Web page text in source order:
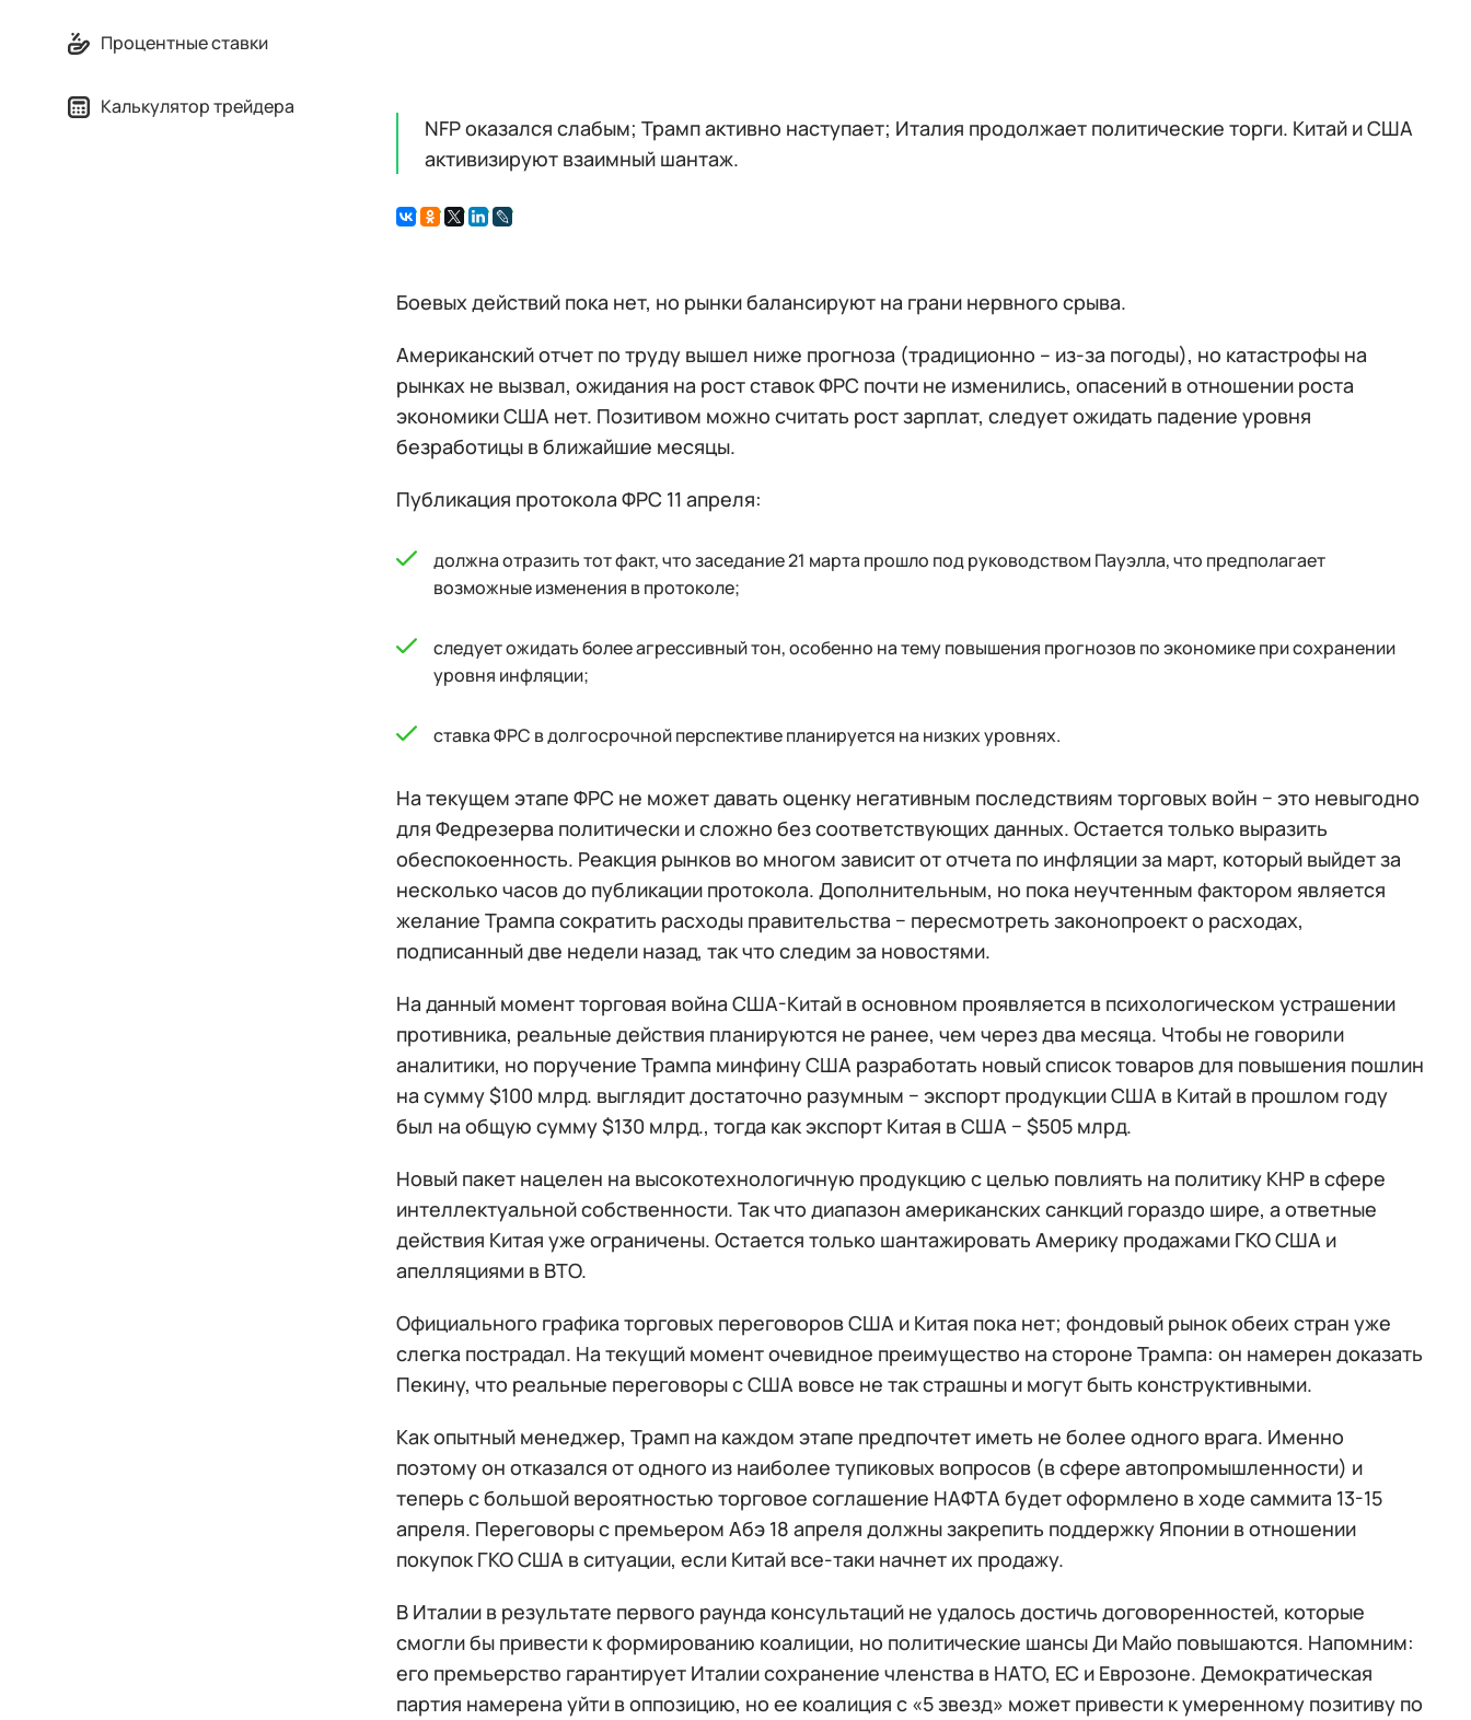
Процентные ставки
Калькулятор трейдера
NFP оказался слабым; Трамп активно наступает; Италия продолжает политические торги. Китай и США
активизируют взаимный шантаж.
Боевых действий пока нет, но рынки балансируют на грани нервного срыва.
Американский отчет по труду вышел ниже прогноза (традиционно – из-за погоды), но катастрофы на
рынках не вызвал, ожидания на рост ставок ФРС почти не изменились, опасений в отношении роста
экономики США нет. Позитивом можно считать рост зарплат, следует ожидать падение уровня
безработицы в ближайшие месяцы.
Публикация протокола ФРС 11 апреля:
должна отразить тот факт, что заседание 21 марта прошло под руководством Пауэлла, что предполагает
возможные изменения в протоколе;
следует ожидать более агрессивный тон, особенно на тему повышения прогнозов по экономике при сохранении
уровня инфляции;
ставка ФРС в долгосрочной перспективе планируется на низких уровнях.
На текущем этапе ФРС не может давать оценку негативным последствиям торговых войн − это невыгодно
для Федрезерва политически и сложно без соответствующих данных. Остается только выразить
обеспокоенность. Реакция рынков во многом зависит от отчета по инфляции за март, который выйдет за
несколько часов до публикации протокола. Дополнительным, но пока неучтенным фактором является
желание Трампа сократить расходы правительства − пересмотреть законопроект о расходах,
подписанный две недели назад, так что следим за новостями.
На данный момент торговая война США-Китай в основном проявляется в психологическом устрашении
противника, реальные действия планируются не ранее, чем через два месяца. Чтобы не говорили
аналитики, но поручение Трампа минфину США разработать новый список товаров для повышения пошлин
на сумму $100 млрд. выглядит достаточно разумным − экспорт продукции США в Китай в прошлом году
был на общую сумму $130 млрд., тогда как экспорт Китая в США − $505 млрд.
Новый пакет нацелен на высокотехнологичную продукцию с целью повлиять на политику КНР в сфере
интеллектуальной собственности. Так что диапазон американских санкций гораздо шире, а ответные
действия Китая уже ограничены. Остается только шантажировать Америку продажами ГКО США и
апелляциями в ВТО.
Официального графика торговых переговоров США и Китая пока нет; фондовый рынок обеих стран уже
слегка пострадал. На текущий момент очевидное преимущество на стороне Трампа: он намерен доказать
Пекину, что реальные переговоры с США вовсе не так страшны и могут быть конструктивными.
Как опытный менеджер, Трамп на каждом этапе предпочтет иметь не более одного врага. Именно
поэтому он отказался от одного из наиболее тупиковых вопросов (в сфере автопромышленности) и
теперь с большой вероятностью торговое соглашение НАФТА будет оформлено в ходе саммита 13-15
апреля. Переговоры с премьером Абэ 18 апреля должны закрепить поддержку Японии в отношении
покупок ГКО США в ситуации, если Китай все-таки начнет их продажу.
В Италии в результате первого раунда консультаций не удалось достичь договоренностей, которые
смогли бы привести к формированию коалиции, но политические шансы Ди Майо повышаются. Напомним:
его премьерство гарантирует Италии сохранение членства в НАТО, ЕС и Еврозоне. Демократическая
партия намерена уйти в оппозицию, но ее коалиция с «5 звезд» может привести к умеренному позитиву по